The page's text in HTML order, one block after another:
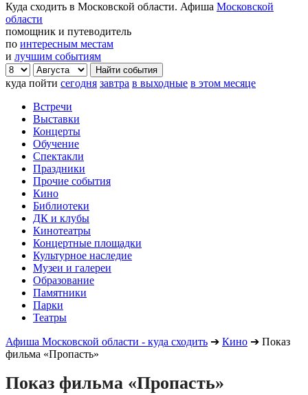
Куда сходить в Московской области. Афиша Московской
области
помощник и путеводитель
по интересным местам
и лучшим событиям
куда пойти сегодня завтра в выходные в этом месяце
Встречи
Выставки
Концерты
Обучение
Спектакли
Праздники
Прочие события
Кино
Библиотеки
ДК и клубы
Кинотеатры
Концертные площадки
Культурное наследие
Музеи и галереи
Образование
Памятники
Парки
Театры
Афиша Московской области - куда сходить ➔ Кино ➔ Показ
фильма «Пропасть»
Показ фильма «Пропасть»